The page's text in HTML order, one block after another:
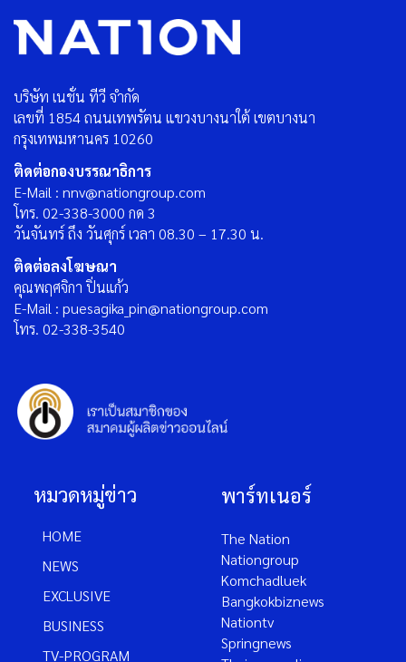
บริษัท เนชั่น ทีวี จำกัด
เลขที่ 1854 ถนนเทพรัตน แขวงบางนาใต้ เขตบางนา
กรุงเทพมหานคร 10260
ติดต่อกองบรรณาธิการ
E-Mail : nnv@nationgroup.com
โทร. 02-338-3000 กด 3
วันจันทร์ ถึง วันศุกร์ เวลา 08.30 – 17.30 น.
ติดต่อลงโฆษณา
คุณพฤศจิกา ปิ่นแก้ว
E-Mail : puesagika_pin@nationgroup.com
โทร. 02-338-3540
หมวดหมู่ข่าว
HOME
NEWS
EXCLUSIVE
BUSINESS
TV-PROGRAM
พาร์ทเนอร์
The Nation
Nationgroup
Komchadluek
Bangkokbiznews
Nationtv
Springnews